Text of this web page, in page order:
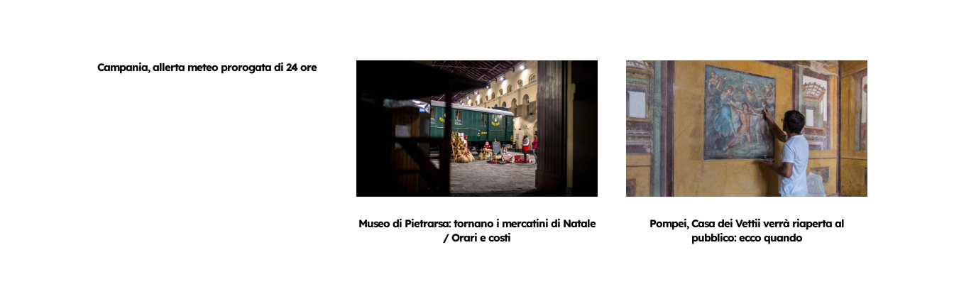
Campania, allerta meteo prorogata di 24 ore
Museo di Pietrarsa: tornano i mercatini di Natale
/ Orari e costi
Pompei, Casa dei Vettii verrà riaperta al
pubblico: ecco quando